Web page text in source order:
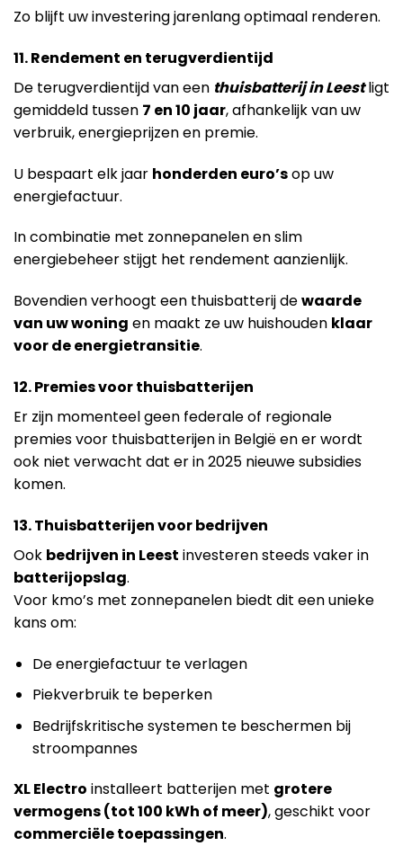
Zo blijft uw investering jarenlang optimaal renderen.
11. Rendement en terugverdientijd
De terugverdientijd van een thuisbatterij in Leestligt
gemiddeld tussen 7 en 10 jaar, afhankelijk van uw
verbruik, energieprijzen en premie.
U bespaart elk jaar honderden euro’sop uw
energiefactuur.
In combinatie met zonnepanelen en slim
energiebeheer stijgt het rendement aanzienlijk.
Bovendien verhoogt een thuisbatterij dewaarde
van uw woning en maakt ze uw huishouden klaar
voor de energietransitie.
12. Premies voor thuisbatterijen
Er zijn momenteel geen federale of regionale
premies voor thuisbatterijen in België en er wordt
ook niet verwacht dat er in 2025 nieuwe subsidies
komen.
13. Thuisbatterijen voor bedrijven
Ook bedrijven in Leest investeren steeds vaker in
batterijopslag.
Voor kmo’s met zonnepanelen biedt dit een unieke
kans om:
De energiefactuur te verlagen
Piekverbruik te beperken
Bedrijfskritische systemen te beschermen bij
stroompannes
XL Electro installeert batterijen met grotere
vermogens (tot 100 kWh of meer), geschikt voor
commerciële toepassingen.